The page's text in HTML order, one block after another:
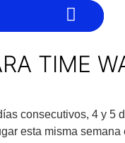
TIME
consecutivos, 4 y 5
esta misma